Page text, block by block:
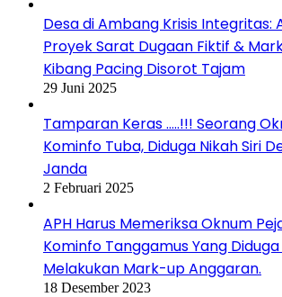
Desa di Ambang Krisis Integritas:
Proyek Sarat Dugaan Fiktif &
Kibang Pacing Disorot Tajam
29 Juni 2025
Tamparan Keras …..!!! Seorang
Kominfo Tuba, Diduga Nikah Siri
Janda
2 Februari 2025
APH Harus Memeriksa Oknum
Kominfo Tanggamus Yang
Melakukan Mark-up Anggaran.
18 Desember 2023